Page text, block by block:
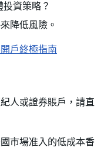
資策略？
降低風險。
戶終極指南
人或證券賬戶，請直
市場准入的低成本香